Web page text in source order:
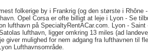
folkerige by i Frankrig (og den største i Rhône
Opel Corsa er ofte billigt at leje i Lyon - Se
lufthavn på SpecialtyRentACar.com. Lyon -
lufthavn, ligger omkring 13 miles (ad
giver mulighed for nem adgang fra lufthavnen til
Lufthavnsområde.